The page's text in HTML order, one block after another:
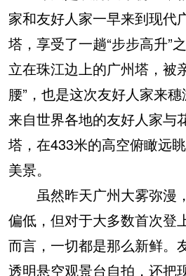
家和友好人家一早来到现代
塔，享受了一趟“步步高升”
立在珠江边上的广州塔，被
腰”，也是这次友好人家来穗
来自世界各地的友好人家与
塔，在433米的高空俯瞰远
美景。
虽然昨天广州大雾弥漫
偏低，但对于大多数首次登
而言，一切都是那么新鲜。
透明悬空观景台自拍，还把